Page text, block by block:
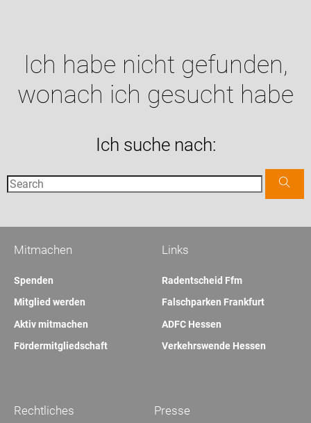
Ich habe nicht gefunden,
wonach ich gesucht habe
Ich suche nach:
Links
Radentscheid Ffm
Falschparken Frankfurt
ADFC Hessen
Verkehrswende Hessen
Mitmachen
Spenden
Mitglied werden
Aktiv mitmachen
Fördermitgliedschaft
Presse
Rechtliches